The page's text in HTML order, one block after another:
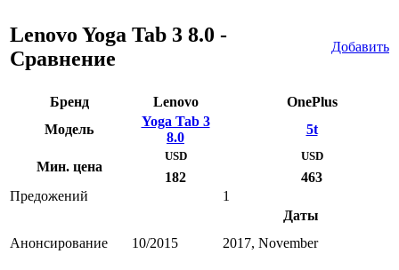
Lenovo Yoga Tab 3 8.0 -
Сравнение
Добавить
Бренд Lenovo
OnePlus
Модель
Yoga Tab 3
8.0
5t
Мин. цена
USD
182
USD
463
Предожений
1
Даты
Анонсирование
10/2015 2017, November